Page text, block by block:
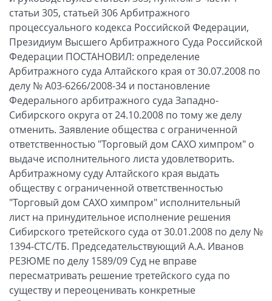
статьи 305, статьей 306 Арбитражного
процессуального кодекса Российской Федерации,
Президиум Высшего Арбитражного Суда Российской
Федерации ПОСТАНОВИЛ: определение
Арбитражного суда Алтайского края от 30.07.2008 по
делу № А03-6266/2008-34 и постановление
Федерального арбитражного суда Западно-
Сибирского округа от 24.10.2008 по тому же делу
отменить. Заявление общества с ограниченной
ответственностью "Торговый дом САХО химпром" о
выдаче исполнительного листа удовлетворить.
Арбитражному суду Алтайского края выдать
обществу с ограниченной ответственностью
"Торговый дом САХО химпром" исполнительный
лист на принудительное исполнение решения
Сибирского третейского суда от 30.01.2008 по делу №
1394-СТС/ТБ. Председательствующий А.А. Иванов
РЕЗЮМЕ по делу 1589/09 Суд не вправе
пересматривать решение третейского суда по
существу и переоценивать конкретные